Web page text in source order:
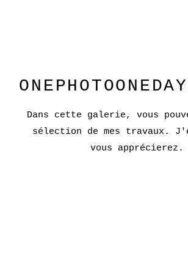
Dans cette galerie, vous
sélection de mes travaux.
vous apprécierez.